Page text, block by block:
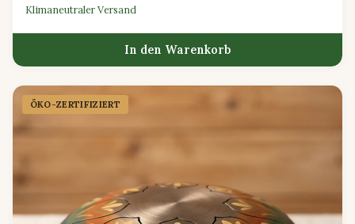
Klimaneutraler Versand
In den Warenkorb
ÖKO-ZERTIFIZIERT